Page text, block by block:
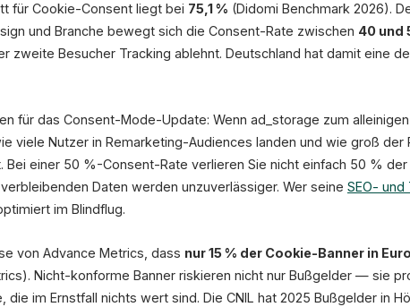
für Cookie-Consent liegt bei 75,1 % (Didomi Benchmark 2026).
und Branche bewegt sich die Consent-Rate zwischen 40 und
zweite Besucher Tracking ablehnt. Deutschland hat damit eine
für das Consent-Mode-Update: Wenn ad_storage zum
viele Nutzer in Remarketing-Audiences landen und wie groß der
Bei einer 50 %-Consent-Rate verlieren Sie nicht einfach 50 %
Daten werden unzuverlässiger. Wer seine SEO-
im Blindflug.
von Advance Metrics, dass nur 15 % der Cookie-Banner in
Nicht-konforme Banner riskieren nicht nur Bußgelder — sie
die im Ernstfall nichts wert sind. Die CNIL hat 2025 Bußgelder in